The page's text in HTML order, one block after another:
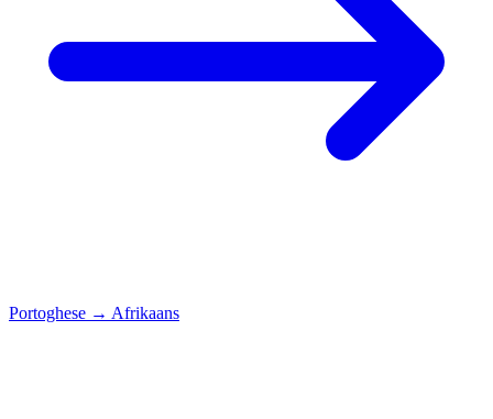
Portoghese → Afrikaans